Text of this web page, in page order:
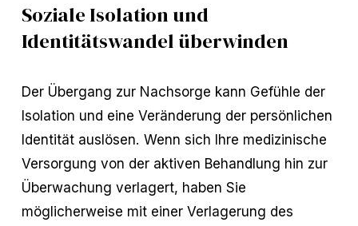
Soziale Isolation und
Identitätswandel überwinden
Der Übergang zur Nachsorge kann Gefühle der
Isolation und eine Veränderung der persönlichen
Identität auslösen. Wenn sich Ihre medizinische
Versorgung von der aktiven Behandlung hin zur
Überwachung verlagert, haben Sie
möglicherweise mit einer Verlagerung des